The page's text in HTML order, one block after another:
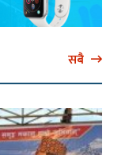
सबै